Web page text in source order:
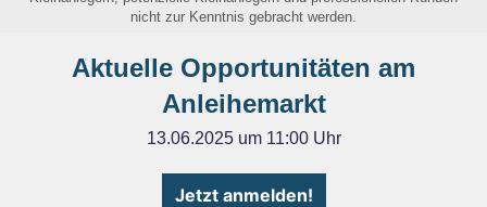
nicht zur Kenntnis gebracht werden.
Aktuelle Opportunitäten am
Anleihemarkt
13.06.2025 um 11:00 Uhr
Jetzt anmelden!